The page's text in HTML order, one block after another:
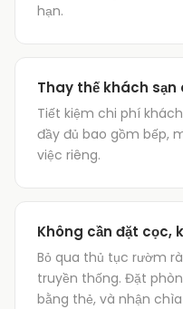
hạn.
Thay thế khách sạn
Tiết kiệm chi phí
đầy đủ bao gồm bếp,
việc riêng.
Không cần đặt cọc,
Bỏ qua thủ tục rườm
truyền thống. Đặt
bằng thẻ, và nhận